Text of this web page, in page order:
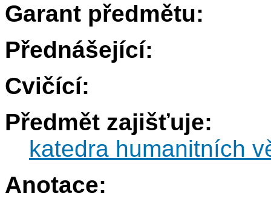
Garant předmětu:
Přednášející:
Cvičící:
Předmět zajišťuje:
katedra humanitních
Anotace: